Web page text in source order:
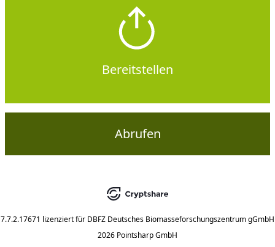
Bereitstellen
Abrufen
7.7.2.17671 lizenziert für DBFZ Deutsches Biomasseforschungszentrum gGmbH
2026 Pointsharp GmbH